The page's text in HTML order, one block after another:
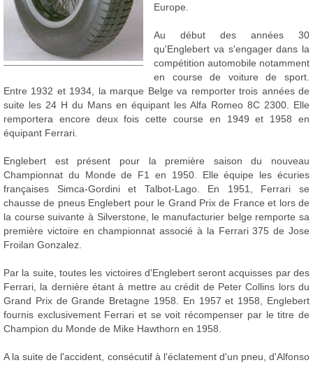
Europe.
Au début des années 30
qu'Englebert va s'engager dans la
compétition automobile notamment
en course de voiture de sport.
Entre 1932 et 1934, la marque Belge va remporter trois années de
suite les 24 H du Mans en équipant les Alfa Romeo 8C 2300. Elle
remportera encore deux fois cette course en 1949 et 1958 en
équipant Ferrari.
Englebert est présent pour la première saison du nouveau
Championnat du Monde de F1 en 1950. Elle équipe les écuries
françaises Simca-Gordini et Talbot-Lago. En 1951, Ferrari se
chausse de pneus Englebert pour le Grand Prix de France et lors de
la course suivante à Silverstone, le manufacturier belge remporte sa
première victoire en championnat associé à la Ferrari 375 de Jose
Froilan Gonzalez.
Par la suite, toutes les victoires d'Englebert seront acquisses par des
Ferrari, la dernière étant à mettre au crédit de Peter Collins lors du
Grand Prix de Grande Bretagne 1958. En 1957 et 1958, Englebert
fournis exclusivement Ferrari et se voit récompenser par le titre de
Champion du Monde de Mike Hawthorn en 1958.
A la suite de l'accident, consécutif à l'éclatement d'un pneu, d'Alfonso